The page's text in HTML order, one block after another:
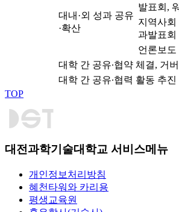
대내·외 성과 공유
·확산
발표회,
지역사회
과발표회
언론보
대학 간 공유∙협약 체결, 거
대학 간 공유∙협력 활동 추진
TOP
대전과학기술대학교 서비스메뉴
개인정보처리방침
혜천타워와 카리용
평생교육원